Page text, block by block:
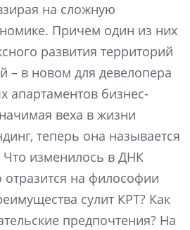
на сложную
Причем один из них
развития территорий
– в новом для девелопера
апартаментов бизнес-
веха в жизни
теперь она называется
Что изменилось в ДНК
отразится на философии
сулит КРТ? Как
предпочтения? На